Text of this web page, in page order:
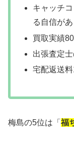
キャッチ
る自信があ
買取実績
出張査定
宅配返送
梅島の5位は「 福